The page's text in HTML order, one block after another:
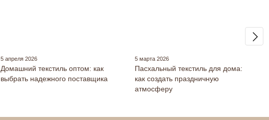
5 апреля 2026
Домашний текстиль оптом: как
выбрать надежного поставщика
5 марта 2026
Пасхальный текстиль для дома:
как создать праздничную
атмосферу